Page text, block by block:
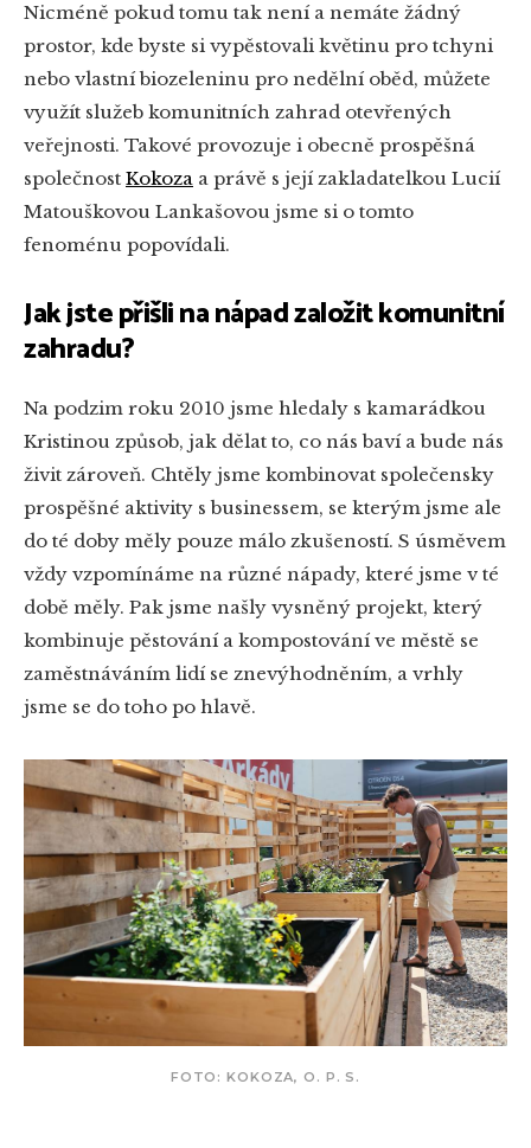
Nicméně pokud tomu tak není a nemáte žádný
prostor, kde byste si vypěstovali květinu pro tchyni
nebo vlastní biozeleninu pro nedělní oběd, můžete
využít služeb komunitních zahrad otevřených
veřejnosti. Takové provozuje i obecně prospěšná
společnost Kokoza a právě s její zakladatelkou Lucií
Matouškovou Lankašovou jsme si o tomto
fenoménu popovídali.
Jak jste přišli na nápad založit komunitní
zahradu?
Na podzim roku 2010 jsme hledaly s kamarádkou
Kristinou způsob, jak dělat to, co nás baví a bude nás
živit zároveň. Chtěly jsme kombinovat společensky
prospěšné aktivity s businessem, se kterým jsme ale
do té doby měly pouze málo zkušeností. S úsměvem
vždy vzpomínáme na různé nápady, které jsme v té
době měly. Pak jsme našly vysněný projekt, který
kombinuje pěstování a kompostování ve městě se
zaměstnáváním lidí se znevýhodněním, a vrhly
jsme se do toho po hlavě.
FOTO: KOKOZA, O. P. S.